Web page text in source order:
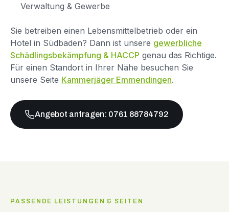
Verwaltung & Gewerbe
Sie betreiben einen Lebensmittelbetrieb oder ein
Hotel in Südbaden? Dann ist unsere gewerbliche
Schädlingsbekämpfung & HACCP genau das Richtige.
Für einen Standort in Ihrer Nähe besuchen Sie
unsere Seite Kammerjäger Emmendingen.
Angebot anfragen: 0761 88784792
PASSENDE LEISTUNGEN & SEITEN